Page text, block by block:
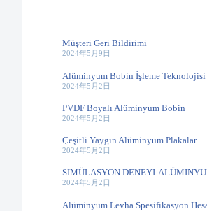
Müşteri Geri Bildirimi
2024年5月9日
Alüminyum Bobin İşleme Teknolojisi
2024年5月2日
PVDF Boyalı Alüminyum Bobin
2024年5月2日
Çeşitli Yaygın Alüminyum Plakalar
2024年5月2日
SIMÜLASYON DENEYI-
2024年5月2日
Alüminyum Levha Spesifikasyon